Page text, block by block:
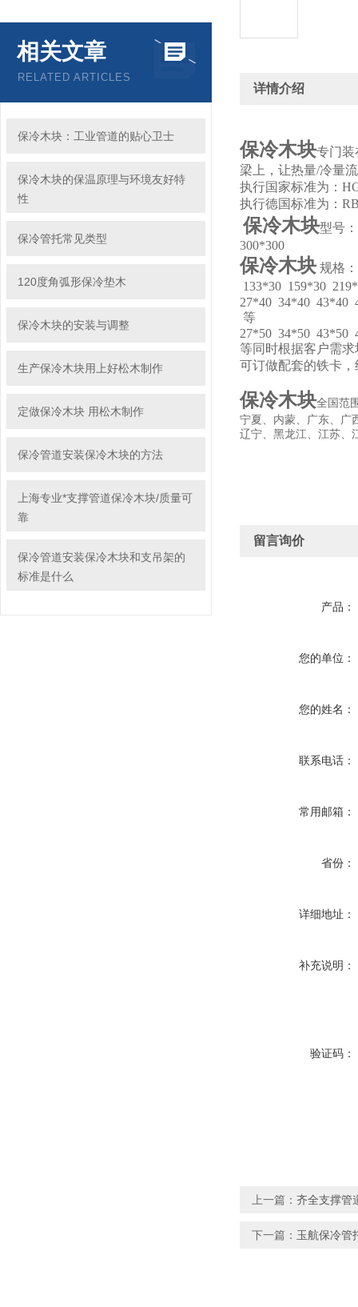
相关文章
RELATED ARTICLES
保冷木块：工业管道的贴心卫士
保冷木块的保温原理与环境友好特
性
保冷管托常见类型
120度角弧形保冷垫木
保冷木块的安装与调整
生产保冷木块用上好松木制作
定做保冷木块 用松木制作
保冷管道安装保冷木块的方法
上海专业*支撑管道保冷木块/质量可
靠
保冷管道安装保冷木块和支吊架的
标准是什么
详情介绍
保冷木块专门装
梁上，让热量/冷量
执行国家标准为：
执行德国标准为：
保冷木块型号
300*300
保冷木块 规格
133*30 159*30
27*40 34*40 43*40
等
27*50 34*50 43*50
等同时根据客户需
可订做配套的铁卡
保冷木块全国范
宁夏、内蒙、广东、广
辽宁、黑龙江、江苏
留言询价
产品：
您的单位：
您的姓名：
联系电话：
常用邮箱：
省份：
详细地址：
补充说明：
验证码：
上一篇： 齐全支撑管
下一篇： 玉航保冷管